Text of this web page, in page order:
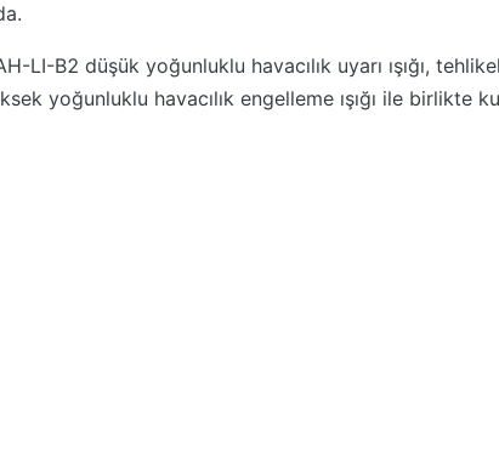
B2 düşük yoğunluklu havacılık uyarı ışığı,
yoğunluklu havacılık engelleme ışığı ile birlikte